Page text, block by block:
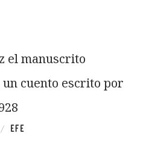
el manuscrito
cuento escrito por
/ EFE